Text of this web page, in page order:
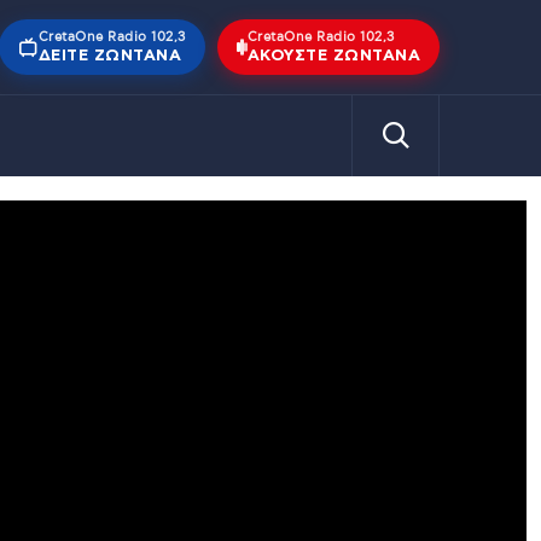
CretaOne Radio 102,3
ΔΕΊΤΕ ΖΩΝΤΑΝΆ
CretaOne Radio 102,3
ΑΚΟΎΣΤΕ ΖΩΝΤΑΝΆ